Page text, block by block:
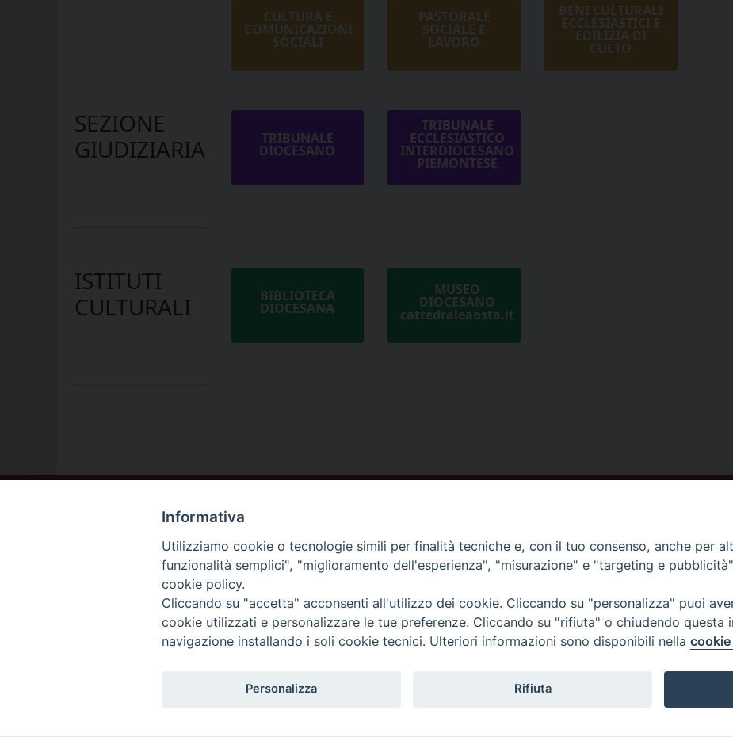
CULTURA E
COMUNICAZIONI
SOCIALI
PASTORALE
SOCIALE E
LAVORO
BENI CULTURALI
ECCLESIASTICI E
EDILIZIA DI
CULTO
SEZIONE
GIUDIZIARIA
TRIBUNALE
DIOCESANO
TRIBUNALE
ECCLESIASTICO
INTERDIOCESANO
PIEMONTESE
ISTITUTI
CULTURALI
BIBLIOTECA
DIOCESANA
MUSEO
DIOCESANO
cattedraleaosta.it
Informativa
Utilizziamo cookie o tecnologie simili per finalità tecniche e, con il tuo consenso, anche per
funzionalità semplici", "miglioramento dell'esperienza", "misurazione" e "targeting e
cookie policy.
Cliccando su "accetta" acconsenti all'utilizzo dei cookie. Cliccando su "personalizza" puoi
cookie utilizzati e personalizzare le tue preferenze. Cliccando su "rifiuta" o chiudendo questa
navigazione installando i soli cookie tecnici. Ulteriori informazioni sono disponibili nella
Personalizza Rifiuta